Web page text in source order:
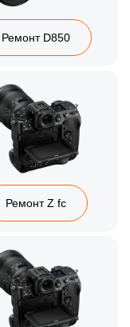
Ремонт D850
Ремонт Z fc